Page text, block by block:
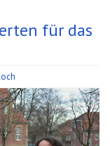
für das